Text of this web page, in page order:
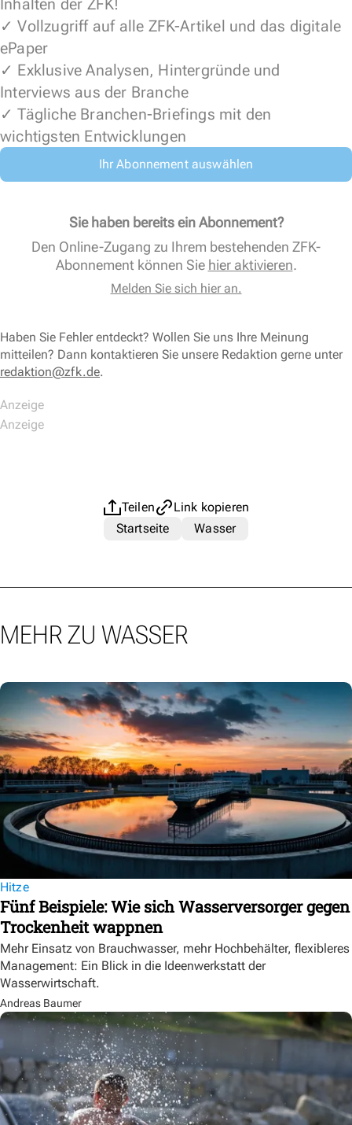
Inhalten der ZFK!
✓ Vollzugriff auf alle ZFK-Artikel und das digitale
ePaper
✓ Exklusive Analysen, Hintergründe und
Interviews aus der Branche
✓ Tägliche Branchen-Briefings mit den
wichtigsten Entwicklungen
Ihr Abonnement auswählen
Sie haben bereits ein Abonnement?
Den Online-Zugang zu Ihrem bestehenden ZFK-
Abonnement können Sie hier aktivieren.
Melden Sie sich hier an.
Haben Sie Fehler entdeckt? Wollen Sie uns Ihre Meinung
mitteilen? Dann kontaktieren Sie unsere Redaktion gerne unter
redaktion@zfk.de.
Teilen
Link kopieren
Startseite
Wasser
MEHR ZU WASSER
Hitze
Fünf Beispiele: Wie sich Wasserversorger gegen
Trockenheit wappnen
Mehr Einsatz von Brauchwasser, mehr Hochbehälter, flexibleres
Management: Ein Blick in die Ideenwerkstatt der
Wasserwirtschaft.
Andreas Baumer